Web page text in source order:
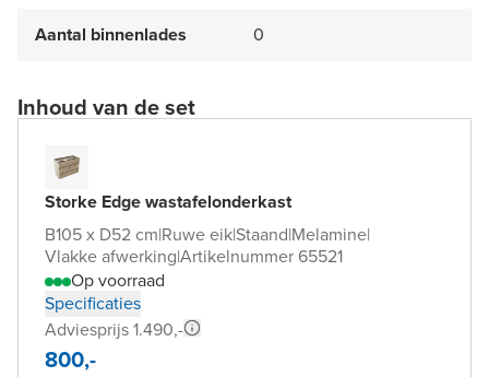
Aantal binnenlades 0
Inhoud van de set
Storke Edge wastafelonderkast
B105 x D52 cm|Ruwe eik|Staand|Melamine|
Vlakke afwerking|Artikelnummer 65521
Op voorraad
Specificaties
Adviesprijs 1.490,-
800,-